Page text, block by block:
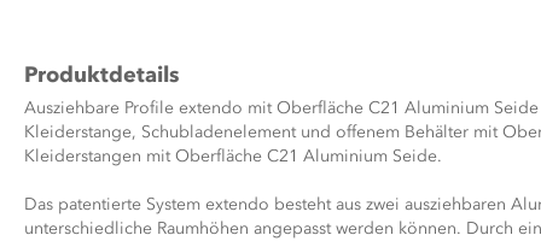
Produktdetails
Ausziehbare Profile extendo mit Oberfläche C21 Aluminium
Kleiderstange, Schubladenelement und offenem Behälter mit
Kleiderstangen mit Oberfläche C21 Aluminium Seide.
Das patentierte System extendo besteht aus zwei ausziehbaren
unterschiedliche Raumhöhen angepasst werden können. Durch